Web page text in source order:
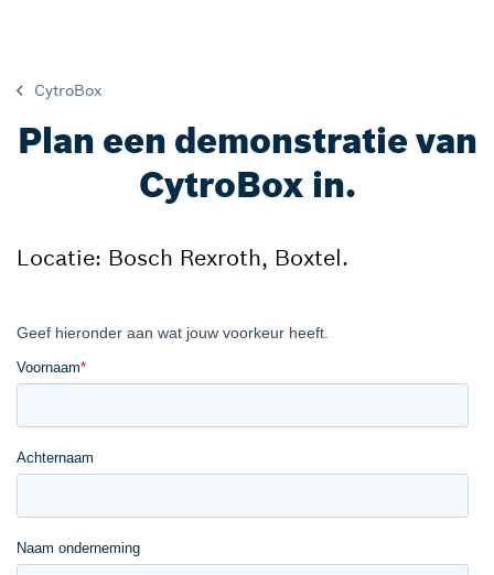
CytroBox
Plan een demonstratie van
CytroBox in.
Locatie: Bosch Rexroth, Boxtel.